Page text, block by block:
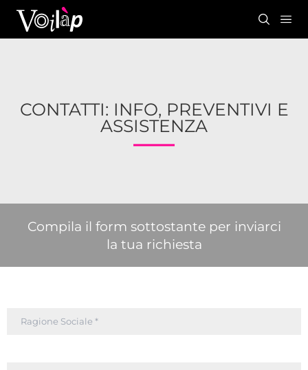
CONTATTI: INFO, PREVENTIVI E
ASSISTENZA
Compila il form sottostante per inviarci
la tua richiesta